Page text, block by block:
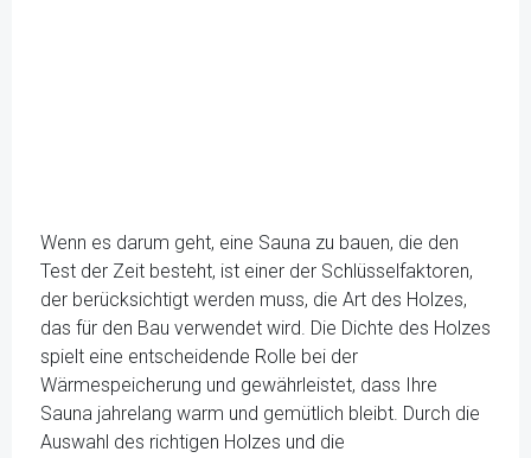
Wenn es darum geht, eine Sauna zu bauen, die den
Test der Zeit besteht, ist einer der Schlüsselfaktoren,
der berücksichtigt werden muss, die Art des Holzes,
das für den Bau verwendet wird. Die Dichte des Holzes
spielt eine entscheidende Rolle bei der
Wärmespeicherung und gewährleistet, dass Ihre
Sauna jahrelang warm und gemütlich bleibt. Durch die
Auswahl des richtigen Holzes und die